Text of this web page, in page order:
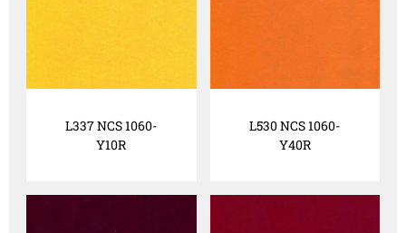
L337 NCS 1060-
Y10R
L530 NCS 1060-
Y40R